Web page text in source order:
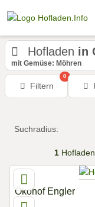
Hofladen in
mit Gemüse: Möhren
Filtern
0
Suchradius:
1Hofladen
Ökohof Engler